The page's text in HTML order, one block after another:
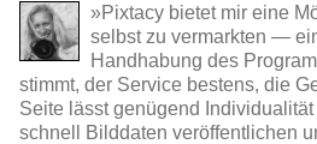
»Pixtacy bietet mir eine
selbst zu vermarkten —
Handhabung des
stimmt, der Service bestens, die
Seite lässt genügend
schnell Bilddaten veröffentlichen